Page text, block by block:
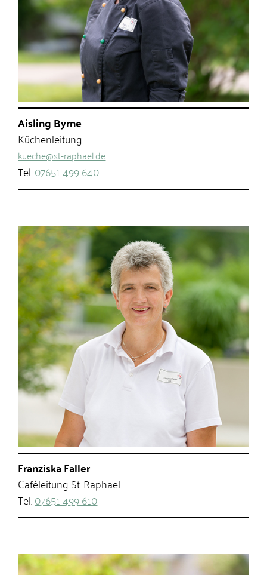
Aisling Byrne
Küchenleitung
kueche@st-raphael.de
Tel.07651 499 640
Franziska Faller
Caféleitung St. Raphael
Tel.07651 499 610